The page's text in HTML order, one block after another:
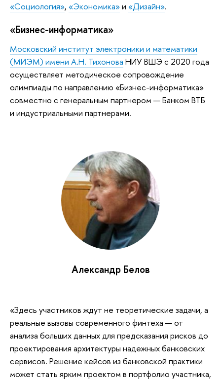
«Социология», «Экономика»и «Дизайн».
«Бизнес-информатика»
Московский институт электроники и математики
(МИЭМ) имени А.Н. Тихонова НИУ ВШЭ с 2020 года
осуществляет методическое сопровождение
олимпиады по направлению «Бизнес-информатика»
совместно с генеральным партнером — Банком ВТБ
и индустриальными партнерами.
Александр Белов
«Здесь участников ждут не теоретические задачи, а
реальные вызовы современного финтеха — от
анализа больших данных для предсказания рисков до
проектирования архитектуры надежных банковских
сервисов. Решение кейсов из банковской практики
может стать ярким проектом в портфолио участника,